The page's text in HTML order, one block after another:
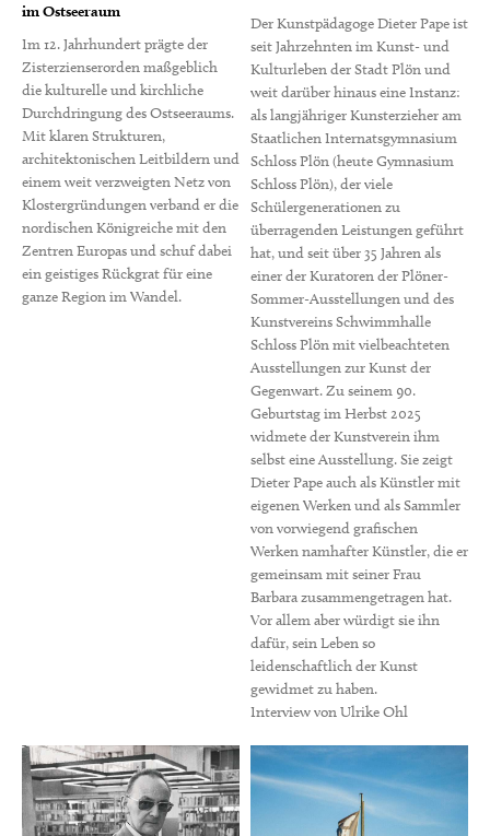
im Ostseeraum
Im 12. Jahrhundert prägte der
Zisterzienserorden maßgeblich
die kulturelle und kirchliche
Durchdringung des Ostseeraums.
Mit klaren Strukturen,
architektonischen Leitbildern und
einem weit verzweigten Netz von
Klostergründungen verband er die
nordischen Königreiche mit den
Zentren Europas und schuf dabei
ein geistiges Rückgrat für eine
ganze Region im Wandel.
Der Kunstpädagoge Dieter Pape ist
seit Jahrzehnten im Kunst- und
Kulturleben der Stadt Plön und
weit darüber hinaus eine Instanz:
als langjähriger Kunsterzieher am
Staatlichen Internatsgymnasium
Schloss Plön (heute Gymnasium
Schloss Plön), der viele
Schülergenerationen zu
überragenden Leistungen geführt
hat, und seit über 35 Jahren als
einer der Kuratoren der Plöner-
Sommer-Ausstellungen und des
Kunstvereins Schwimmhalle
Schloss Plön mit vielbeachteten
Ausstellungen zur Kunst der
Gegenwart. Zu seinem 90.
Geburtstag im Herbst 2025
widmete der Kunstverein ihm
selbst eine Ausstellung. Sie zeigt
Dieter Pape auch als Künstler mit
eigenen Werken und als Sammler
von vorwiegend grafischen
Werken namhafter Künstler, die er
gemeinsam mit seiner Frau
Barbara zusammengetragen hat.
Vor allem aber würdigt sie ihn
dafür, sein Leben so
leidenschaftlich der Kunst
gewidmet zu haben.
Interview von Ulrike Ohl